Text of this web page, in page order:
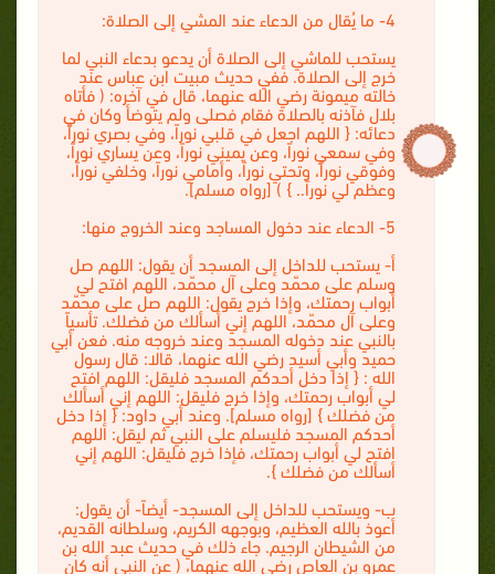
4- ما يُقال من الدعاء عند المشي إلى الصلاة:
يستحب للماشي إلى الصلاة أن يدعو بدعاء النبي لما
خرج إلى الصلاة. ففي حديث مبيت ابن عباس عند
خالته ميمونة رضي الله عنهما، قال في آخره: ( فأتاه
بلال فآذنه بالصلاة فقام فصلى ولم يتوضأ وكان في
دعائه: { اللهم اجعل في قلبي نوراً، وفي بصري نوراً،
وفي سمعي نوراً، وعن يميني نوراً، وعن يساري نوراً،
وفوقي نوراً، وتحتي نوراً، وأمامي نوراً، وخلفي نوراً،
وعظم لي نوراً.. } ) [رواه مسلم].
5- الدعاء عند دخول المساجد وعند الخروج منها:
أ‌- يستحب للداخل إلى المسجد أن يقول: اللهم صل
وسلم على محمّد وعلى آل محمّد، اللهم افتح لي
أبواب رحمتك، وإذا خرج يقول: اللهم صل على محمّد
وعلى آل محمّد، اللهم إني أسألك من فضلك. تأسياً
بالنبي عند دخوله المسجد وعند خروجه منه. فعن أبي
حميد وأبي أسيد رضي الله عنهما، قالا: قال رسول
الله : { إذا دخل أحدكم المسجد فليقل: اللهم افتح
لي أبواب رحمتك، وإذا خرج فليقل: اللهم إني أسألك
من فضلك } [رواه مسلم]. وعند أبي داود: { إذا دخل
أحدكم المسجد فليسلم على النبي ثم ليقل: اللهم
افتح لي أبواب رحمتك، فإذا خرج فليقل: اللهم إني
أسألك من فضلك }.
ب‌- ويستحب للداخل إلى المسجد- أيضاً- أن يقول:
أعوذ بالله العظيم، وبوجهه الكريم، وسلطانه القديم،
من الشيطان الرجيم. جاء ذلك في حديث عبد الله بن
عمرو بن العاص رضي الله عنهما، ( عن النبي أنه كان